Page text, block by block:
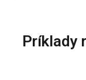
Príklady